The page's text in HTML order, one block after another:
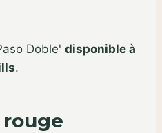
Doble' disponible à
.
rouge